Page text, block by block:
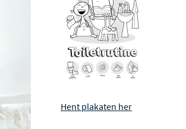
Hent plakaten her